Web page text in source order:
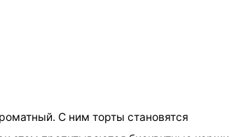
С ним торты становятся